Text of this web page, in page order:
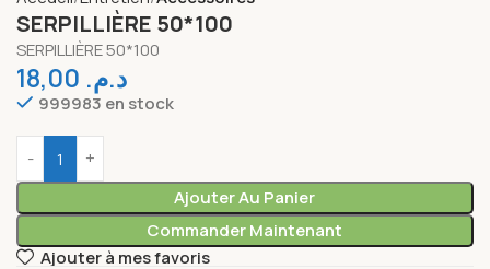
SERPILLIÈRE 50*100
SERPILLIÈRE 50*100
د.م.
999983 en stock
Ajouter Au Panier
Commander Maintenant
Ajouter à mes favoris